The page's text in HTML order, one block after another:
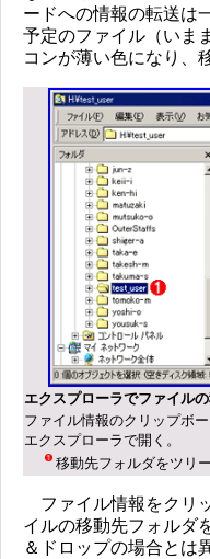
ードへの情報の転送は
予定のファイル（いま
コンが薄い色になり、
エクスプローラでファイル
ファイル情報のクリップボ
エクスプローラで開く。
移動先フォルダをツリ
ファイル情報をクリ
イルの移動先フォルダ
＆ドロップの場合とは